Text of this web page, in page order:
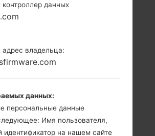
данных
адрес владельца:
данных:
персональные данные
Имя пользователя,
идентификатор на нашем сайте